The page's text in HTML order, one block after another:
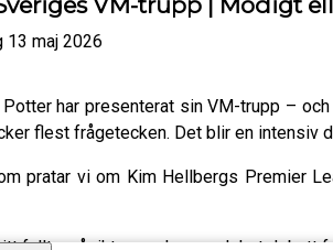
13 maj 2026
Potter har presenterat sin VM-trupp –
flest frågetecken. Det blir en intensiv
pratar vi om Kim Hellbergs Premier